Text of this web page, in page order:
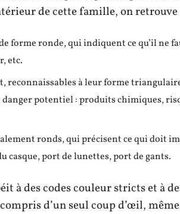
de cette famille, on retrouve
forme ronde, qui indiquent ce qu’il ne
etc.
reconnaissables à leur forme
potentiel : produits chimiques,
ronds, qui précisent ce qui doit
casque, port de lunettes, port de gants.
à des codes couleur stricts et à
d’un seul coup d’œil,